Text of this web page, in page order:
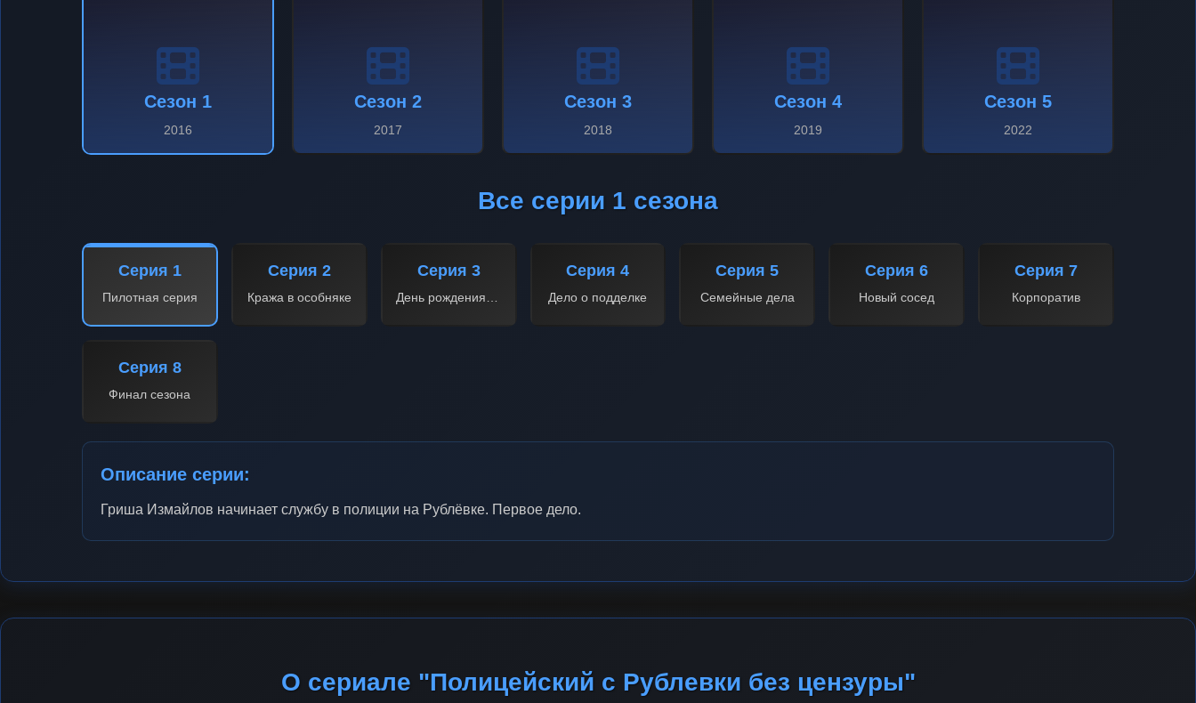
Сезон 1
2016
Сезон 2
2017
Сезон 3
2018
Сезон 4
2019
Сезон 5
2022
Все серии 1 сезона
Серия 1
Пилотная серия
Серия 2
Кража в особняке
Серия 3 Серия 4
Дело о подделке
Серия 5
Семейные дела
Серия 6
Новый сосед
Серия 7
Корпоратив
Серия 8
Финал сезона
Описание серии:
Гриша Измайлов начинает службу в полиции на Рублёвке. Первое дело.
О сериале "Полицейский с Рублевки без цензуры"